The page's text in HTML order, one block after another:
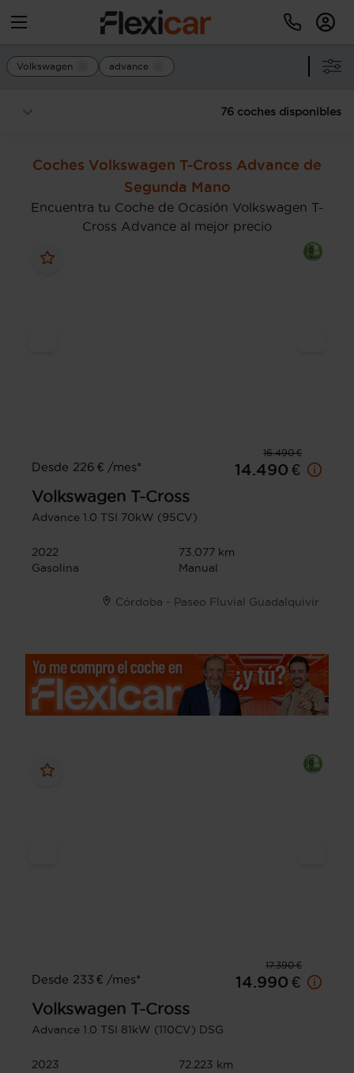
Volkswagen advance
76 coches disponibles
Coches Volkswagen T-Cross Advance de
Segunda Mano
Encuentra tu Coche de Ocasión Volkswagen T-
Cross Advance al mejor precio
16.490 €
Desde 226 € /mes*
14.490 €
Volkswagen T-Cross
Advance 1.0 TSI 70kW (95CV)
2022
73.077 km
Gasolina
Manual
Córdoba - Paseo Fluvial Guadalquivir
17.390 €
Desde 233 € /mes*
14.990 €
Volkswagen T-Cross
Advance 1.0 TSI 81kW (110CV) DSG
2023
72.223 km